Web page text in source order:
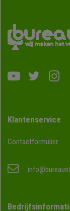
Klantenservice
Contactformulier